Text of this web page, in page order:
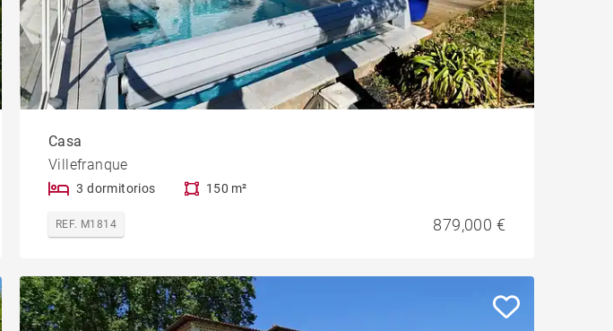
Casa
Villefranque
3 dormitorios 150 m²
REF. M1814 879,000 €